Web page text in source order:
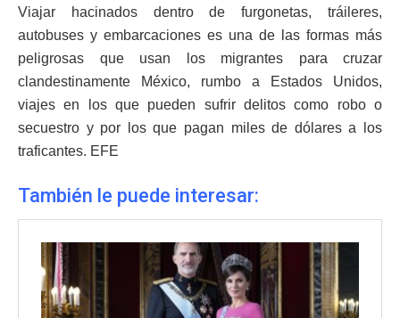
Viajar hacinados dentro de furgonetas, tráileres,
autobuses y embarcaciones es una de las formas más
peligrosas que usan los migrantes para cruzar
clandestinamente México, rumbo a Estados Unidos,
viajes en los que pueden sufrir delitos como robo o
secuestro y por los que pagan miles de dólares a los
traficantes. EFE
También le puede interesar: